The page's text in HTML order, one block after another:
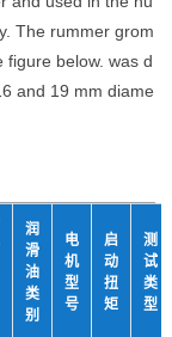
The rummer grom
figure below. was d
and 19 mm diame
润
滑
油
类
别
电
机
型
号
启
动
扭
矩
测
试
类
型